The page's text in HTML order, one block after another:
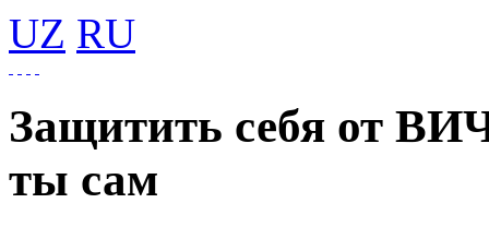
UZ RU
Защитить себя от
ты сам